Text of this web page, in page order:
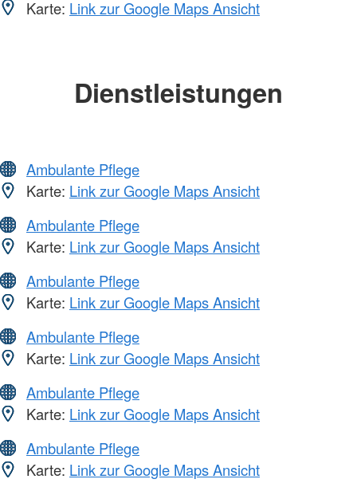
Karte: Link zur Google Maps Ansicht
Dienstleistungen
Ambulante Pflege
Karte: Link zur Google Maps Ansicht
Ambulante Pflege
Karte: Link zur Google Maps Ansicht
Ambulante Pflege
Karte: Link zur Google Maps Ansicht
Ambulante Pflege
Karte: Link zur Google Maps Ansicht
Ambulante Pflege
Karte: Link zur Google Maps Ansicht
Ambulante Pflege
Karte: Link zur Google Maps Ansicht